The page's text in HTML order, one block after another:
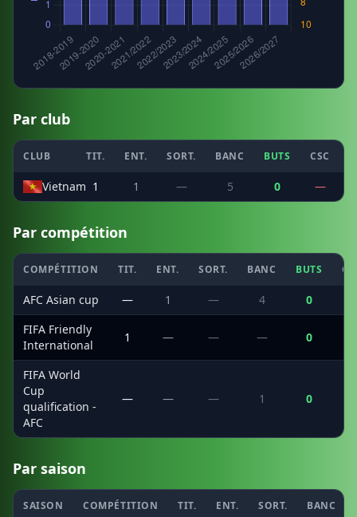
Par club
CLUB TIT. ENT. SORT. BANC BUTS CSC
Vietnam 1 1 — 5 0 —
Par compétition
COMPÉTITION TIT. ENT. SORT. BANC BUTS
AFC Asian cup — 1 — 4 0
FIFA Friendly
International
1 — — — 0
FIFA World
Cup
qualification -
AFC
— — — 1 0
Par saison
SAISON COMPÉTITION TIT. ENT. SORT. BANC